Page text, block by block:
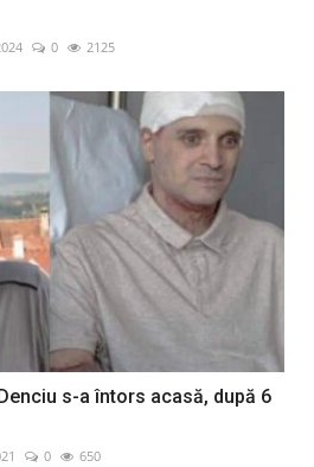
0 2125
s-a întors acasă, după 6
0 650